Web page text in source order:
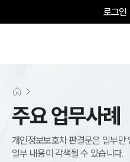
로그인
주요 업무사례
개인정보보호차 판결문은 일부만
일부 내용이 각색될 수 있습니다.